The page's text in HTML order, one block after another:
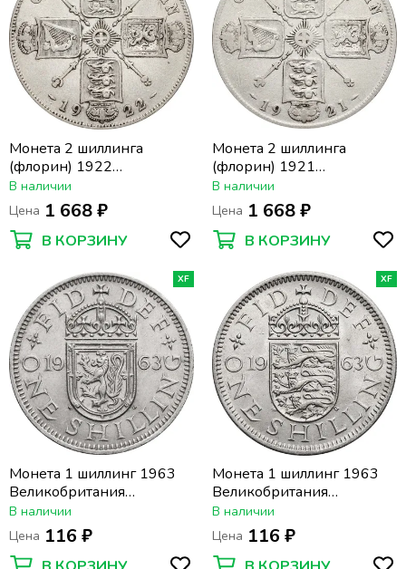
Монета 2 шиллинга
(флорин) 1922
Великобритания
В наличии
Цена 1 668 ₽
В КОРЗИНУ
Монета 2 шиллинга
(флорин) 1921
Великобритания
В наличии
Цена 1 668 ₽
В КОРЗИНУ
XF
Монета 1 шиллинг 1963
Великобритания
(Шотландский герб)
В наличии
Цена 116 ₽
XF
Монета 1 шиллинг 1963
Великобритания
(Английский герб)
В наличии
Цена 116 ₽